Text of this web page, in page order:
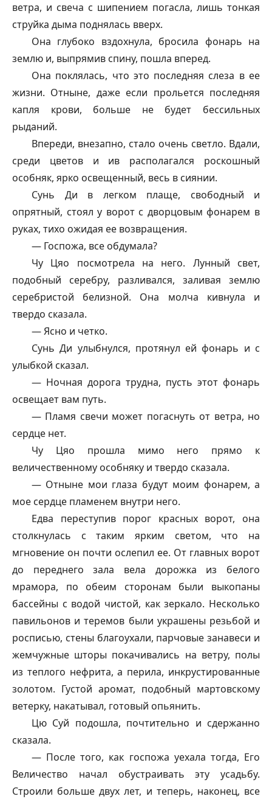
ветра, и свеча с шипением погасла, лишь тонкая
струйка дыма поднялась вверх.
Она глубоко вздохнула, бросила фонарь на
землю и, выпрямив спину, пошла вперед.
Она поклялась, что это последняя слеза в ее
жизни. Отныне, даже если прольется последняя
капля крови, больше не будет бессильных
рыданий.
Впереди, внезапно, стало очень светло. Вдали,
среди цветов и ив располагался роскошный
особняк, ярко освещенный, весь в сиянии.
Сунь Ди в легком плаще, свободный и
опрятный, стоял у ворот с дворцовым фонарем в
руках, тихо ожидая ее возвращения.
— Госпожа, все обдумала?
Чу Цяо посмотрела на него. Лунный свет,
подобный серебру, разливался, заливая землю
серебристой белизной. Она молча кивнула и
твердо сказала.
— Ясно и четко.
Сунь Ди улыбнулся, протянул ей фонарь и с
улыбкой сказал.
— Ночная дорога трудна, пусть этот фонарь
освещает вам путь.
— Пламя свечи может погаснуть от ветра, но
сердце нет.
Чу Цяо прошла мимо него прямо к
величественному особняку и твердо сказала.
— Отныне мои глаза будут моим фонарем, а
мое сердце пламенем внутри него.
Едва переступив порог красных ворот, она
столкнулась с таким ярким светом, что на
мгновение он почти ослепил ее. От главных ворот
до переднего зала вела дорожка из белого
мрамора, по обеим сторонам были выкопаны
бассейны с водой чистой, как зеркало. Несколько
павильонов и теремов были украшены резьбой и
росписью, стены благоухали, парчовые занавеси и
жемчужные шторы покачивались на ветру, полы
из теплого нефрита, а перила, инкрустированные
золотом. Густой аромат, подобный мартовскому
ветерку, накатывал, готовый опьянить.
Цю Суй подошла, почтительно и сдержанно
сказала.
— После того, как госпожа уехала тогда, Его
Величество начал обустраивать эту усадьбу.
Строили больше двух лет, и теперь, наконец, все